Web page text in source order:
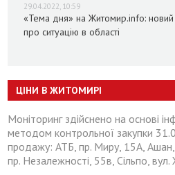
29.04.2022, 10:59
«Тема дня» на Житомир.info: новий
про ситуацію в області
ЦІНИ В ЖИТОМИРІ
Моніторинг здійснено на основі
методом контрольної закупки
продажу: АТБ, пр. Миру, 15А, Ашан,
пр. Незалежності, 55в, Сільпо, вул.